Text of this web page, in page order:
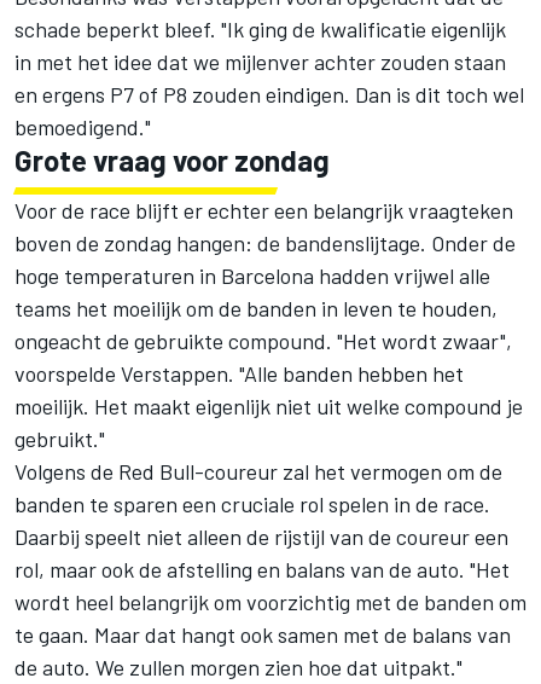
schade beperkt bleef. "Ik ging de kwalificatie eigenlijk
in met het idee dat we mijlenver achter zouden staan
en ergens P7 of P8 zouden eindigen. Dan is dit toch wel
bemoedigend."
Grote vraag voor zondag
Voor de race blijft er echter een belangrijk vraagteken
boven de zondag hangen: de bandenslijtage. Onder de
hoge temperaturen in Barcelona hadden vrijwel alle
teams het moeilijk om de banden in leven te houden,
ongeacht de gebruikte compound. "Het wordt zwaar",
voorspelde Verstappen. "Alle banden hebben het
moeilijk. Het maakt eigenlijk niet uit welke compound je
gebruikt."
Volgens de Red Bull-coureur zal het vermogen om de
banden te sparen een cruciale rol spelen in de race.
Daarbij speelt niet alleen de rijstijl van de coureur een
rol, maar ook de afstelling en balans van de auto. "Het
wordt heel belangrijk om voorzichtig met de banden om
te gaan. Maar dat hangt ook samen met de balans van
de auto. We zullen morgen zien hoe dat uitpakt."